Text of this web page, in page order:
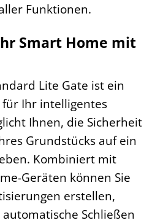
Funktionen.
Smart Home mit
Lite Gate ist ein
Ihr intelligentes
Ihnen, die Sicherheit
Grundstücks auf ein
Kombiniert mit
Geräten können Sie
erstellen,
Schließen